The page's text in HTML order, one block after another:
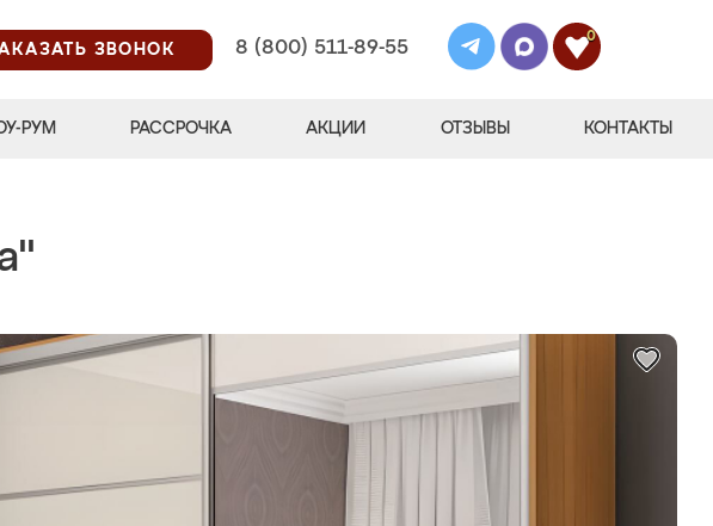
ЗВОНОК
8 (800) 511-89-55
0
РУМ РАССРОЧКА АКЦИИ ОТЗЫВЫ КОНТАКТЫ